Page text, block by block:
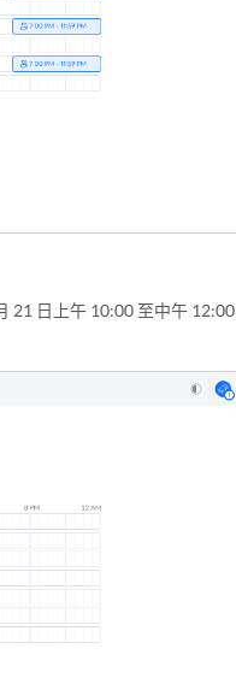
21 日上午 10:00 至中午 12:00